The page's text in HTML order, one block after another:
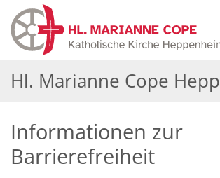
Zum Inhalt springen
Hl. Marianne Cope
Informationen zur
Barrierefreiheit